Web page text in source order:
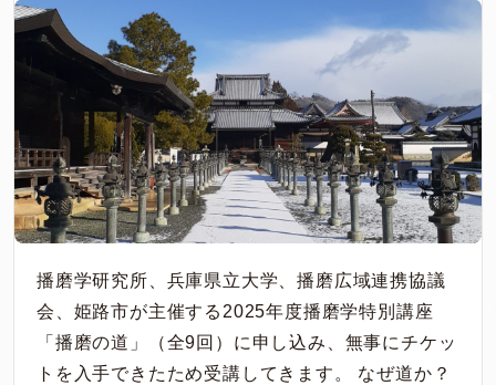
播磨学研究所、兵庫県立大学、播磨広域連携協議
会、姫路市が主催する2025年度播磨学特別講座
「播磨の道」（全9回）に申し込み、無事にチケッ
トを入手できたため受講してきます。 なぜ道か？